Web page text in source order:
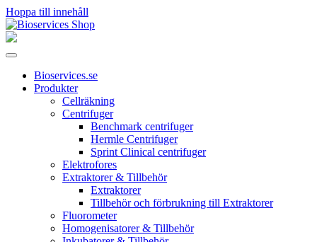
Hoppa till innehåll
Huvudnavigering
Bioservices.se
Produkter
Cellräkning
Centrifuger
Benchmark centrifuger
Hermle Centrifuger
Sprint Clinical centrifuger
Elektrofores
Extraktorer & Tillbehör
Extraktorer
Tillbehör och förbrukning till Extraktorer
Fluorometer
Homogenisatorer & Tillbehör